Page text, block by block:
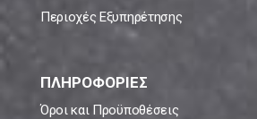
Περιοχές Εξυπηρέτησης
ΠΛΗΡΟΦΟΡΙΕΣ
Όροι και Προϋποθέσεις